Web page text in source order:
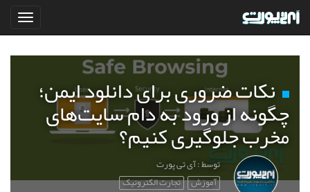
نکات ضروری برای دانلود ایمن؛
چگونه از ورود به دام سایت‌های
مخرب جلوگیری کنیم؟
توسط : آی تی پورت
آموزش تجارت الکترونیک